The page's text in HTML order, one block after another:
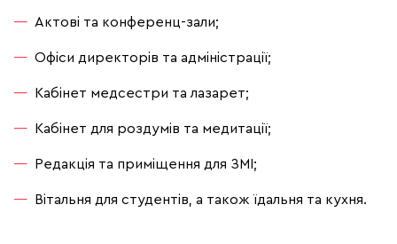
Актові та конференц-зали;
Офіси директорів та адміністрації;
Кабінет медсестри та лазарет;
Кабінет для роздумів та медитації;
Редакція та приміщення для ЗМІ;
Вітальня для студентів, а також їдальня та кухня.